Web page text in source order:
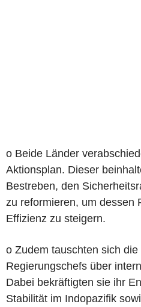
o Beide Länder
Aktionsplan. Dieser
Bestreben, den
zu reformieren, um dessen
Effizienz zu steigern.
o Zudem tauschten sich die
Regierungschefs über
Dabei bekräftigten sie ihr
Stabilität im Indopazifik